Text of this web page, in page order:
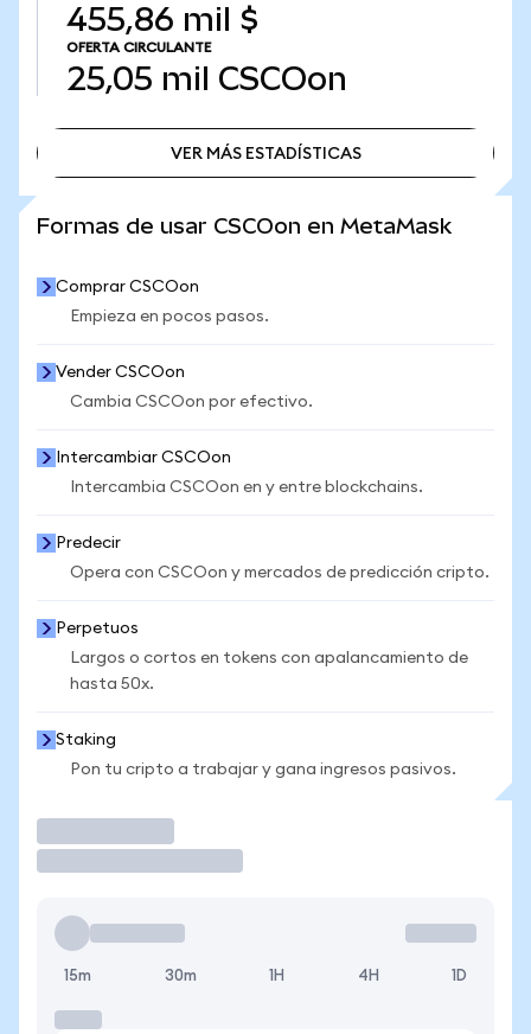
455,86 mil $
OFERTA CIRCULANTE
25,05 mil CSCOon
VER MÁS ESTADÍSTICAS
Formas de usar CSCOon en MetaMask
Comprar CSCOon
Empieza en pocos pasos.
Vender CSCOon
Cambia CSCOon por efectivo.
Intercambiar CSCOon
Intercambia CSCOon en y entre blockchains.
Predecir
Opera con CSCOon y mercados de predicción cripto.
Perpetuos
Largos o cortos en tokens con apalancamiento de
hasta 50x.
Staking
Pon tu cripto a trabajar y gana ingresos pasivos.
15m 30m 1H 4H 1D